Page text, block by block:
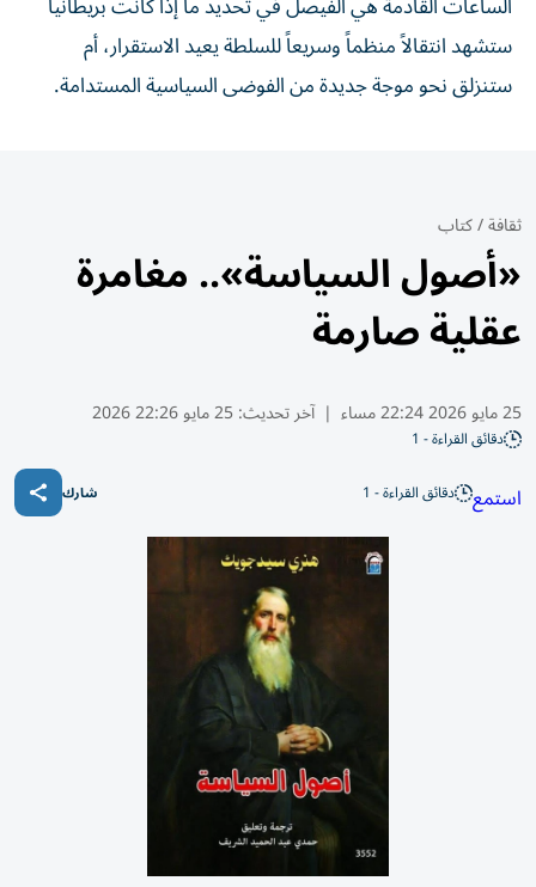
ستشهد انتقالاً منظماً وسريعاً للسلطة يعيد الاستقرار، أم
ستنزلق نحو موجة جديدة من الفوضى السياسية المستدامة.
ثقافة/كتاب
«أصول السياسة».. مغامرة
عقلية صارمة
25 مايو 2026 22:24 مساء | آخر تحديث:25 مايو 22:26 2026
دقائق القراءة - 1
استمع دقائق القراءة - 1 شارك